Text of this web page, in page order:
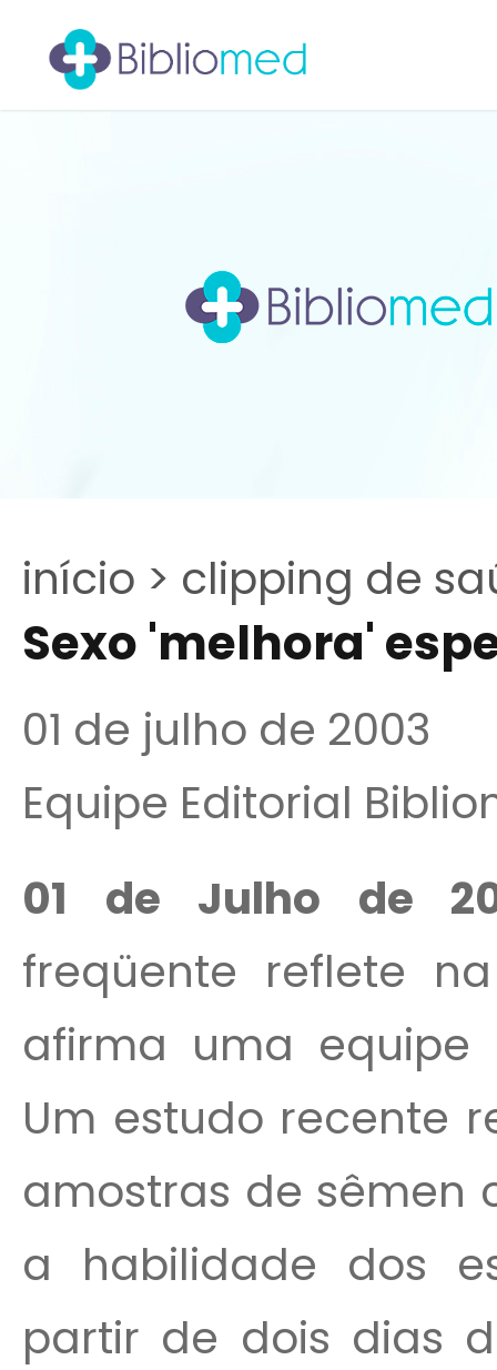
início > clipping de
Sexo 'melhora'
01 de julho de 2003
Equipe Editorial
01 de Julho de
freqüente reflete
afirma uma equipe
Um estudo recente
amostras de sêmen
a habilidade dos
partir de dois dias